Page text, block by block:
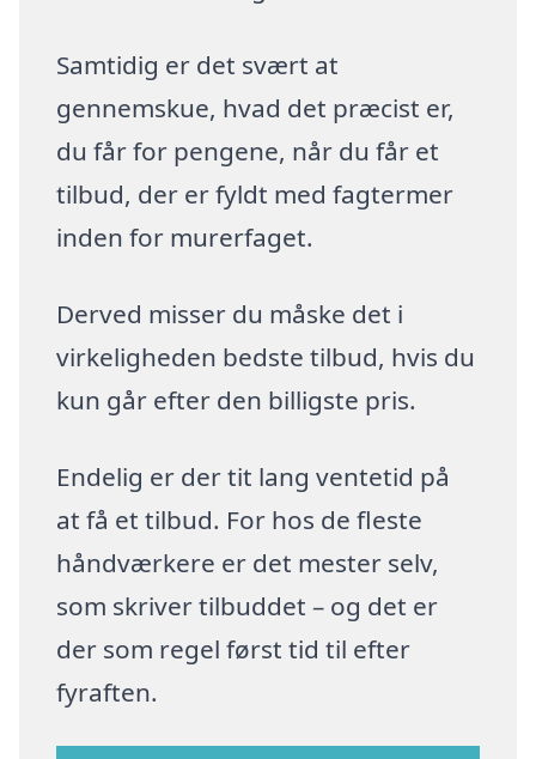
Samtidig er det svært at
gennemskue, hvad det præcist er,
du får for pengene, når du får et
tilbud, der er fyldt med fagtermer
inden for murerfaget.
Derved misser du måske det i
virkeligheden bedste tilbud, hvis du
kun går efter den billigste pris.
Endelig er der tit lang ventetid på
at få et tilbud. For hos de fleste
håndværkere er det mester selv,
som skriver tilbuddet – og det er
der som regel først tid til efter
fyraften.